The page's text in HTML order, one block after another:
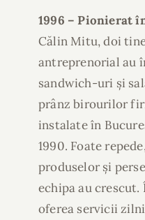
1996 – Pionierat
Călin Mitu, doi
antreprenorial au
sandwich-uri și
prânz birourilor
instalate în
1990. Foate
produselor și
echipa au
oferea servicii